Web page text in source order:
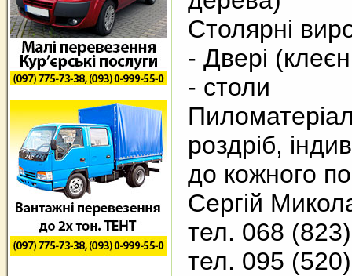
Столярні
- Двері
- столи
роздріб,
до кожного
Сергій
тел. 068
тел. 095